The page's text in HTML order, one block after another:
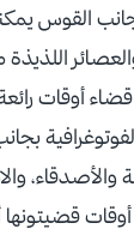
بجانب القوس
أوقات
والأصدقاء،
قضيتونها